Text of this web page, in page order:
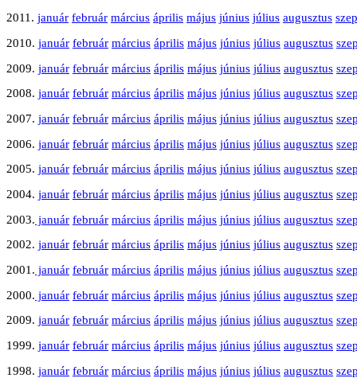
2011. január február március április május június július augusztus
2010. január február március április május június július augusztus
2009. január február március április május június július augusztus
2008. január február március április május június július augusztus
2007. január február március április május június július augusztus
2006. január február március április május június július augusztus
2005. január február március április május június július augusztus
2004. január február március április május június július augusztus
2003. január február március április május június július augusztus
2002. január február március április május június július augusztus
2001. január február március április május június július augusztus
2000. január február március április május június július augusztus
2009. január február március április május június július augusztus
1999. január február március április május június július augusztus
1998. január február március április május június július augusztus